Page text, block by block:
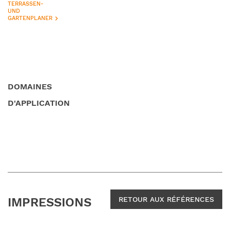
TERRASSEN-
UND
GARTENPLANERkeyboard_arrow_right
DOMAINES
D'APPLICATION
IMPRESSIONS RETOUR AUX RÉFÉRENCES